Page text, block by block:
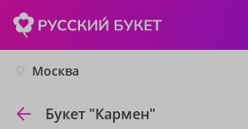
Москва
Букет "Кармен"